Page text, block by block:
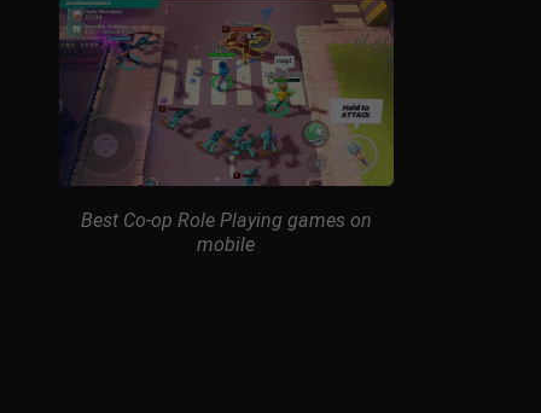
Best Co-op Role Playing games on
mobile